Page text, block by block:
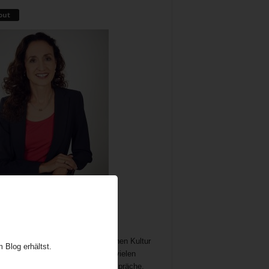
Bestandteil der britischen Kultur
zum Austausch auf vielen
In meine Teatime gehören Gespräche,
Blog erhältst.